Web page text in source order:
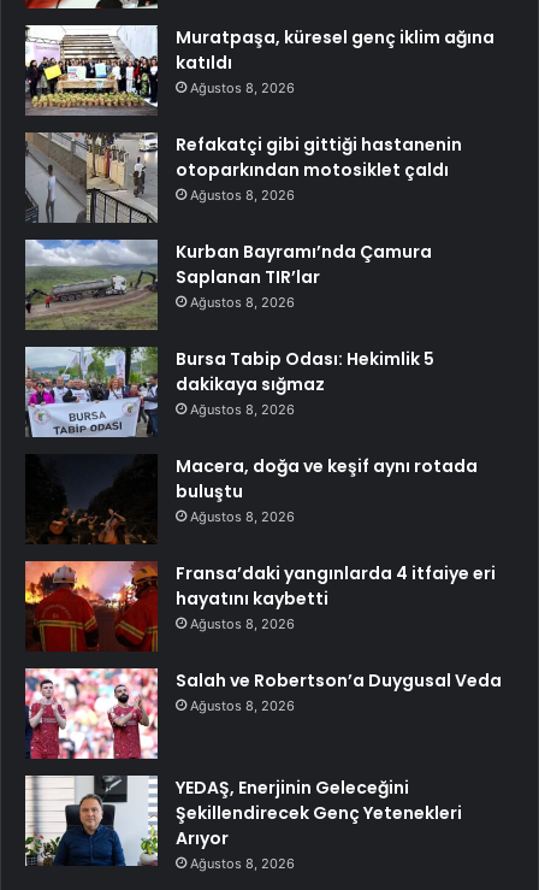
Muratpaşa, küresel genç iklim ağına
katıldı
Ağustos 8, 2026
Refakatçi gibi gittiği hastanenin
otoparkından motosiklet çaldı
Ağustos 8, 2026
Kurban Bayramı’nda Çamura
Saplanan TIR’lar
Ağustos 8, 2026
Bursa Tabip Odası: Hekimlik 5
dakikaya sığmaz
Ağustos 8, 2026
Macera, doğa ve keşif aynı rotada
buluştu
Ağustos 8, 2026
Fransa’daki yangınlarda 4 itfaiye eri
hayatını kaybetti
Ağustos 8, 2026
Salah ve Robertson’a Duygusal Veda
Ağustos 8, 2026
YEDAŞ, Enerjinin Geleceğini
Şekillendirecek Genç Yetenekleri
Arıyor
Ağustos 8, 2026